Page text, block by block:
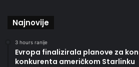
Najnovije
3 hours ranije
Evropa finalizirala planove za
konkurenta američkom Starlinku